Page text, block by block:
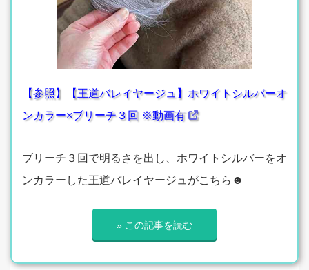
【参照】【王道バレイヤージュ】ホワイトシルバーオ
ンカラー×ブリーチ３回 ※動画有
ブリーチ３回で明るさを出し、ホワイトシルバーをオ
ンカラーした王道バレイヤージュがこちら☻
» この記事を読む